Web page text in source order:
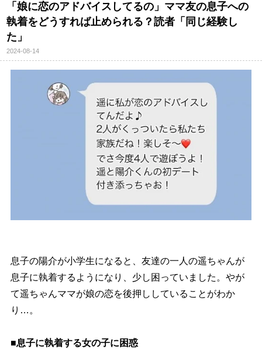
「娘に恋のアドバイスしてるの」ママ友の息子への
執着をどうすれば止められる？読者「同じ経験し
た」
2024-08-14
息子の陽介が小学生になると、友達の一人の遥ちゃんが
息子に執着するようになり、少し困っていました。やが
て遥ちゃんママが娘の恋を後押ししていることがわか
り…。
■息子に執着する女の子に困惑